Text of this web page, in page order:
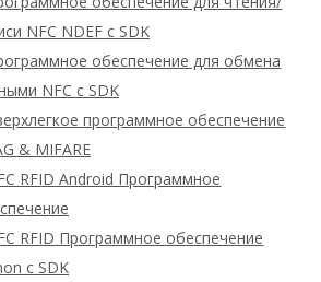
NFC NDEF с SDK
обеспечение для обмена
NFC с SDK
программное обеспечение
& MIFARE
RFID Android Программное
RFID Программное обеспечение
с SDK